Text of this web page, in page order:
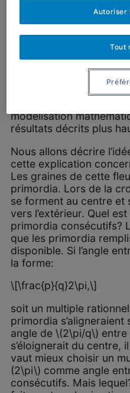
consécutifs de la suite
pourquoi?
Ce n’est que
ont donné une
modélisation
résultats décrits plus
Nous allons décrire
cette explication
Les graines de cette
primordia. Lors de la
se forment au centre et
vers l’extérieur. Quel
primordia consécutifs?
que les primordia
disponible. Si l’angle
la forme:
\[\frac{p}{q}2\pi,\]
soit un multiple
primordia
angle de \(2\pi/q\) entre
s’éloignerait du centre,
vaut mieux choisir un
(2\pi\) comme angle
consécutifs. Mais
Tout
Autoriser